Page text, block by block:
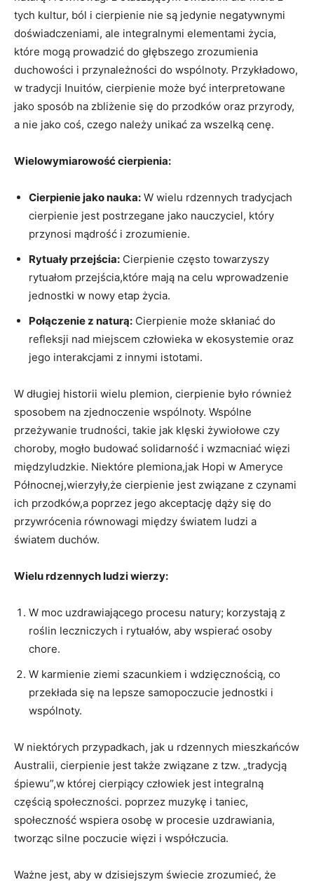
tych ⁢kultur, ból ​i cierpienie nie są jedynie negatywnymi
doświadczeniami, ⁣ale integralnymi ⁢elementami życia,
które mogą prowadzić ⁤do głębszego zrozumienia
duchowości i⁤ przynależności do wspólnoty. ​Przykładowo,
w tradycji ​Inuitów, cierpienie może być ⁢interpretowane
jako sposób na zbliżenie się do ‌przodków oraz przyrody,
a nie jako coś, ​czego należy unikać ⁤za wszelką cenę.
Wielowymiarowość cierpienia:
Cierpienie jako nauka: W wielu rdzennych tradycjach
cierpienie jest postrzegane jako nauczyciel,⁤ który
przynosi mądrość ‍i zrozumienie.
Rytuały przejścia: Cierpienie ⁤często towarzyszy
rytuałom przejścia,które ​mają na celu wprowadzenie
jednostki w nowy ​etap życia.
Połączenie z naturą: Cierpienie może skłaniać ⁣do
refleksji ⁤nad⁤ miejscem człowieka w ekosystemie oraz
‌jego interakcjami z innymi istotami.
W długiej ⁢historii wielu ​plemion, ‍cierpienie było‍ również
sposobem na zjednoczenie wspólnoty.⁢ Wspólne
przeżywanie trudności, takie jak klęski żywiołowe czy
choroby, mogło ⁣budować solidarność⁢ i ​wzmacniać więzi
międzyludzkie. Niektóre plemiona,jak Hopi w Ameryce
Północnej,wierzyły,że cierpienie jest związane ⁣z czynami
ich przodków,a poprzez jego akceptację ‌dąży się do
przywrócenia równowagi‌ między światem ludzi a
światem duchów.
Wielu rdzennych ludzi wierzy:
W moc uzdrawiającego procesu natury;​ korzystają z
roślin leczniczych i rytuałów,‌ aby wspierać osoby
chore.
W ⁢karmienie ziemi szacunkiem i wdzięcznością, co
⁣przekłada się na lepsze samopoczucie ⁣jednostki i⁢
wspólnoty.
W ​niektórych przypadkach, jak u rdzennych mieszkańców
​Australii,‍ cierpienie jest‍ także związane z‌ tzw. „tradycją
śpiewu”,w której cierpiący ⁣człowiek jest integralną
częścią społeczności.⁤ poprzez muzykę i taniec,
społeczność wspiera osobę w procesie uzdrawiania,
tworząc‍ silne poczucie⁤ więzi ‌i współczucia.
Ważne jest, aby ‌w dzisiejszym świecie ‌zrozumieć, że